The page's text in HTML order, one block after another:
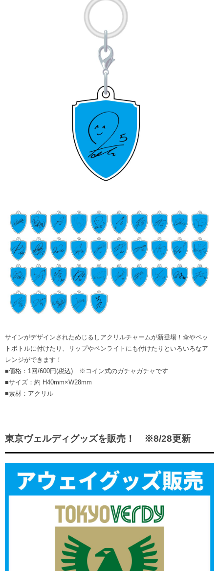
サインがデザインされためじるしアクリルチャームが新登場！傘やペッ
トボトルに付けたり、リップやペンライトにも付けたりといろいろなア
レンジができます！
■価格：1回/600円(税込) ※コイン式のガチャガチャです
■サイズ：約 H40mm×W28mm
■素材：アクリル
東京ヴェルディグッズを販売！ ※8/28更新